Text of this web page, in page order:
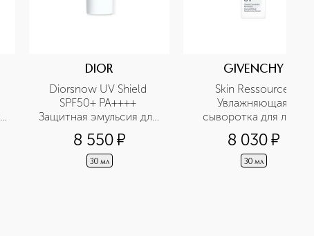
DIOR
Diorsnow UV Shield
SPF50+ PA++++
Защитная эмульсия для
лица, придающая
сияние коже
8 550¤
30 мл
GIVENCHY
Skin Ressource
Увлажняющая
сыворотка для лица
8 030¤
30 мл